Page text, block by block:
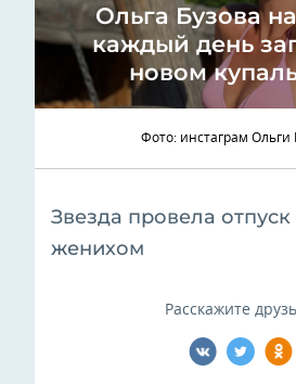
Ольга Бузова
каждый день
новом
Фото: инстаграм Ольги
Звезда провела
женихом
Расскажите